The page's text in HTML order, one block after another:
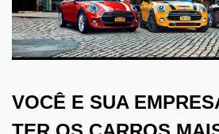
VOCÊ E SUA